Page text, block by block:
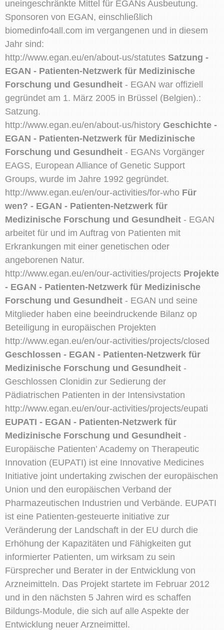
uneingeschränkte Mittel für EGANs Ausbeutung.
Sponsoren von EGAN, einschließlich
biomedinfo4all.com im vergangenen und in diesem
Jahr sind:
http://www.egan.eu/en/about-us/statutes Satzung -
EGAN - Patienten-Netzwerk für Medizinische
Forschung und Gesundheit - EGAN war offiziell
gegründet am 1. März 2005 in Brüssel (Belgien).:
Satzung.
http://www.egan.eu/en/about-us/history Geschichte -
EGAN - Patienten-Netzwerk für Medizinische
Forschung und Gesundheit - EGANs Vorgänger
EAGS, European Alliance of Genetic Support
Groups, wurde im Jahre 1992 gegründet.
http://www.egan.eu/en/our-activities/for-who Für
wen? - EGAN - Patienten-Netzwerk für
Medizinische Forschung und Gesundheit - EGAN
arbeitet für und im Auftrag von Patienten mit
Erkrankungen mit einer genetischen oder
angeborenen Natur.
http://www.egan.eu/en/our-activities/projects Projekte
- EGAN - Patienten-Netzwerk für Medizinische
Forschung und Gesundheit - EGAN und seine
Mitglieder haben eine beeindruckende Bilanz op
Beteiligung in europäischen Projekten
http://www.egan.eu/en/our-activities/projects/closed
Geschlossen - EGAN - Patienten-Netzwerk für
Medizinische Forschung und Gesundheit -
Geschlossen Clonidin zur Sedierung der
Pädiatrischen Patienten in der Intensivstation
http://www.egan.eu/en/our-activities/projects/eupati
EUPATI - EGAN - Patienten-Netzwerk für
Medizinische Forschung und Gesundheit -
Europäische Patienten’ Academy on Therapeutic
Innovation (EUPATI) ist eine Innovative Medicines
Initiative joint undertaking zwischen der europäischen
Union und den europäischen Verband der
Pharmazeutischen Industrien und Verbände. EUPATI
ist eine Patienten-gesteuerte initiative zur
Veränderung der Landschaft in der EU durch die
Erhöhung der Kapazitäten und Fähigkeiten gut
informierter Patienten, um wirksam zu sein
Fürsprecher und Berater in der Entwicklung von
Arzneimitteln. Das Projekt startete im Februar 2012
und in den nächsten 5 Jahren wird es schaffen
Bildungs-Module, die sich auf alle Aspekte der
Entwicklung neuer Arzneimittel.